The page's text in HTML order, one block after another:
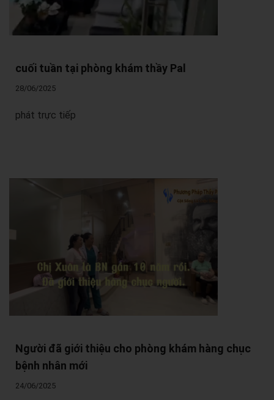
cuối tuần tại phòng khám thầy Pal
28/06/2025
phát trực tiếp
Người đã giới thiệu cho phòng khám hàng chục
bệnh nhân mới
24/06/2025